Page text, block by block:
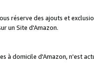
réserve des ajouts et
un Site d'Amazon.
à domicile d'Amazon, n'est